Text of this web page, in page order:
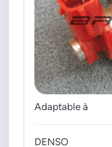
RF7J13800C
RF7J13800D
RFY013V21
RFY013V21A
RFY313SM0
RFY313SM0A
MITSUBISHI
1460A001
1460A019
Adaptable à
DENSO